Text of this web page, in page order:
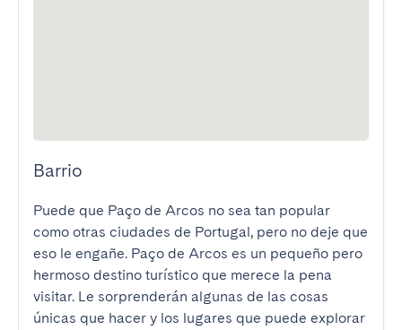
Barrio
Puede que Paço de Arcos no sea tan popular
como otras ciudades de Portugal, pero no deje que
eso le engañe. Paço de Arcos es un pequeño pero
hermoso destino turístico que merece la pena
visitar. Le sorprenderán algunas de las cosas
únicas que hacer y los lugares que puede explorar